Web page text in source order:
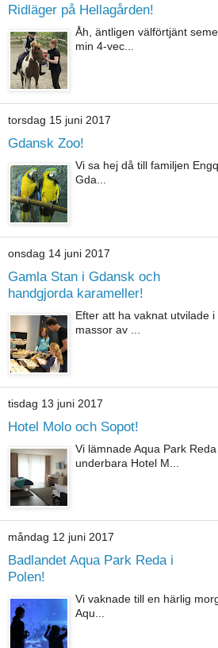
Ridläger på Hellagården!
Åh, äntligen välförtjänt
min 4-vec...
torsdag 15 juni 2017
Gdansk Zoo!
Vi sa hej då till familjen
Gda...
onsdag 14 juni 2017
Gamla Stan i Gdansk och
handgjorda karameller!
Efter att ha vaknat utvilade
massor av ...
tisdag 13 juni 2017
Hotel Molo och Sopot!
Vi lämnade Aqua Park
underbara Hotel M...
måndag 12 juni 2017
Badlandet Aqua Park Reda i
Polen!
Vi vaknade till en härlig
Aqu...